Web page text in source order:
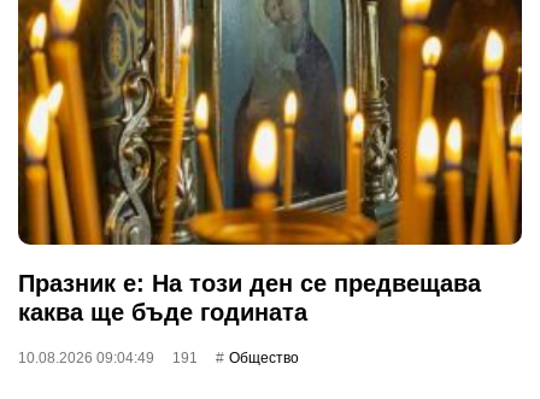
Празник е: На този ден се предвещава
каква ще бъде годината
10.08.2026 09:04:49 191 Общество